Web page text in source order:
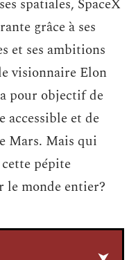
spatiales, SpaceX
grâce à ses
et ses ambitions
visionnaire Elon
pour objectif de
accessible et de
Mars. Mais qui
pépite
monde entier?